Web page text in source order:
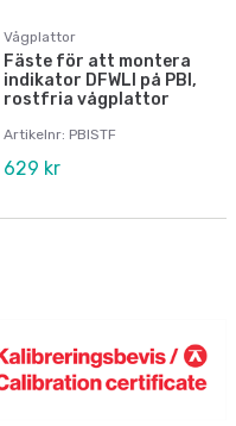
Vågplattor
Fäste för att montera
indikator DFWLI på PBI,
rostfria vågplattor
Artikelnr: PBISTF
629 kr